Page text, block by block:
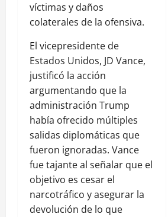
víctimas y daños
colaterales de la ofensiva.
El vicepresidente de
Estados Unidos, JD Vance,
justificó la acción
argumentando que la
administración Trump
había ofrecido múltiples
salidas diplomáticas que
fueron ignoradas. Vance
fue tajante al señalar que el
objetivo es cesar el
narcotráfico y asegurar la
devolución de lo que